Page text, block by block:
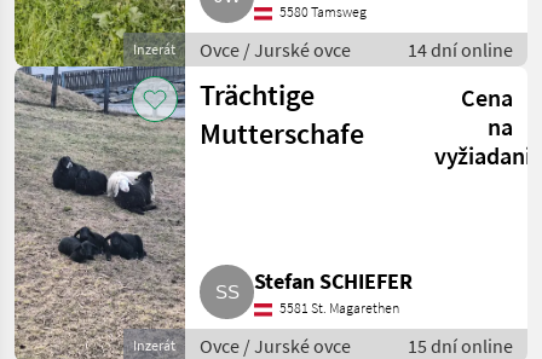
Inzerát
5580 Tamsweg
Ovce / Jurské ovce 14 dní online
Inzerát
Trächtige
Mutterschafe
Cena
na
Stefan SCHIEFER
5581 St. Magarethen
Ovce / Jurské ovce 15 dní online